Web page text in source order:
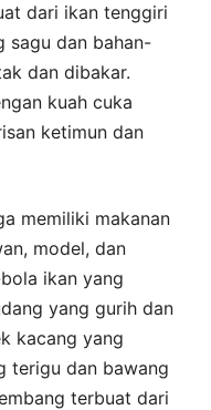
dari ikan tenggiri
sagu dan bahan-
dan dibakar.
kuah cuka
ketimun dan
memiliki makanan
model, dan
ikan yang
yang gurih dan
kacang yang
terigu dan bawang
terbuat dari